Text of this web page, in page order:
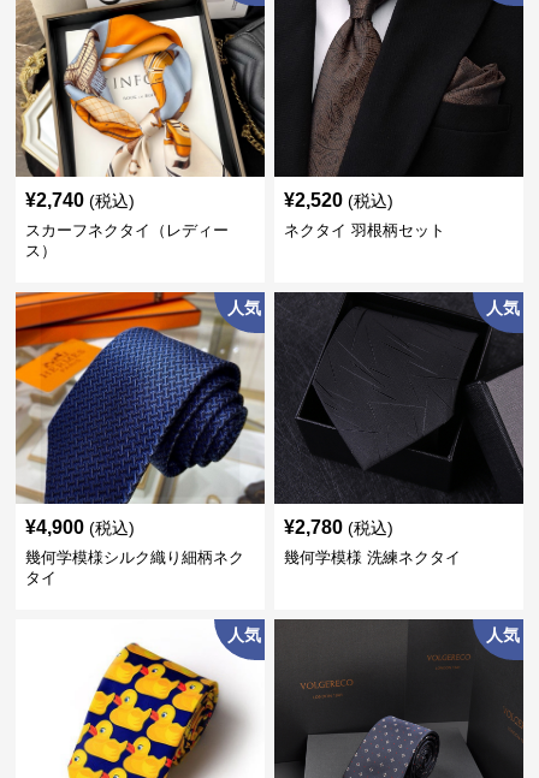
¥2,740 (税込)
スカーフネクタイ（レディー
ス）
¥2,520 (税込)
ネクタイ 羽根柄セット
人気
¥4,900 (税込)
幾何学模様シルク織り細柄ネク
タイ
人気
¥2,780 (税込)
幾何学模様 洗練ネクタイ
人気 人気